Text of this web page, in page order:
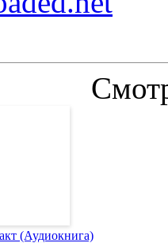
(Аудиокнига)